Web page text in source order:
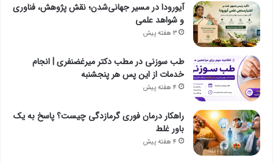
آیورودا در مسیر جهانی‌شدن؛ نقش پژوهش، فناوری
و شواهد علمی
۳ هفته پیش
طب سوزنی در مطب دکتر میرغضنفری | انجام
خدمات از این پس هر پنجشنبه
۴ هفته پیش
راهکار درمان فوری گرمازدگی چیست؟ پاسخ به یک
باور غلط
۴ هفته پیش